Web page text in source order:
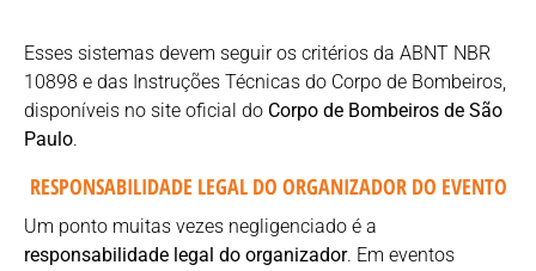
Esses sistemas devem seguir os critérios da ABNT NBR
10898 e das Instruções Técnicas do Corpo de Bombeiros,
disponíveis no site oficial do Corpo de Bombeiros de São
Paulo.
RESPONSABILIDADE LEGAL DO ORGANIZADOR DO EVENTO
Um ponto muitas vezes negligenciado é a
responsabilidade legal do organizador. Em eventos